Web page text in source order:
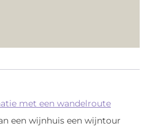
met een wandelroute
een wijnhuis een wijntour